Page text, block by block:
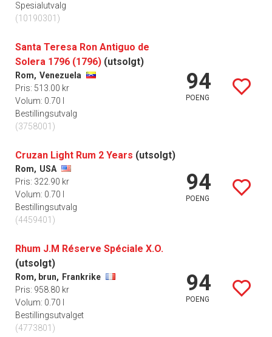
Spesialutvalg
(10190301)
Santa Teresa Ron Antiguo de
Solera 1796 (1796) (utsolgt)
Rom, Venezuela
Pris: 513.00 kr
Volum: 0.70 l
Bestillingsutvalg
(3758001)
94
POENG
Cruzan Light Rum 2 Years (utsolgt)
Rom, USA
Pris: 322.90 kr
Volum: 0.70 l
Bestillingsutvalg
(4459401)
94
POENG
Rhum J.M Réserve Spéciale X.O.
(utsolgt)
Rom, brun, Frankrike
Pris: 958.80 kr
Volum: 0.70 l
Bestillingsutvalget
(4773801)
94
POENG